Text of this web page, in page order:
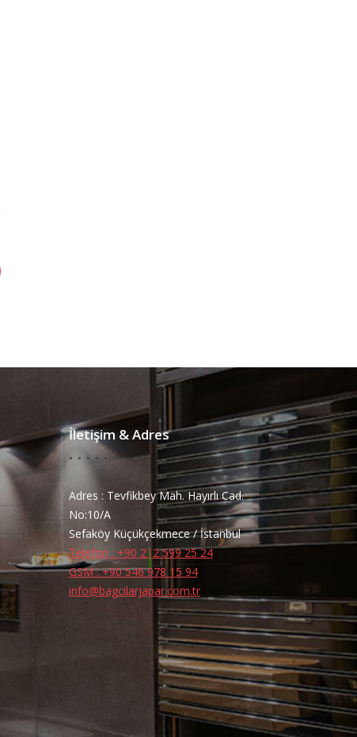
İletişim & Adres
Adres : Tevfikbey Mah. Hayırlı Cad.
No:10/A
Sefaköy Küçükçekmece / İstanbul
Telefon : +90 212 599 25 24
GSM : +90 546 978 15 94
info@bagcilarjapar.com.tr